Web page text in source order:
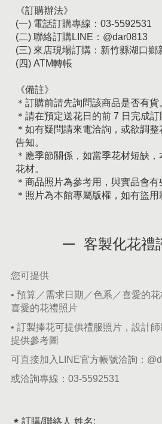
《訂購辦法》
(一) 電話訂購專線：03-5592531
(二) 聯絡訂購LINE：@dar0813
(三) 來店現場訂購：新竹縣湖口鄉
(四) ATM轉帳
《備註》
＊訂購前請先詢問該商品是否有貨
＊請在預定送花日的前 7 日完成訂
＊如有疑問請來電洽詢，或欲調
告知。
＊應季節關係，如當季花材短缺
花材。
＊商品照片為參考用，與實品會有
＊照片為本館專屬版權，如有盜用
客製化花禮
您可提供
• 預算／需求日期／色系／喜愛的
喜愛的花禮照片
• 訂製捧花可提供禮服照片，設計
提供參考圖
可直接加入LINE官方帳號洽詢：
或洽詢專線： 03-5592531
訂購/聯絡人 姓名: